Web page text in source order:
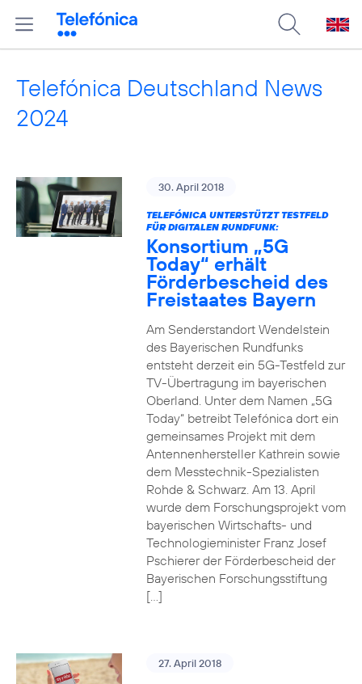
Telefónica Deutschland News
2024
30. April 2018
TELEFÓNICA UNTERSTÜTZT TESTFELD
FÜR DIGITALEN RUNDFUNK:
Konsortium „5G
Today“ erhält
Förderbescheid des
Freistaates Bayern
Am Senderstandort Wendelstein
des Bayerischen Rundfunks
entsteht derzeit ein 5G-Testfeld zur
TV-Übertragung im bayerischen
Oberland. Unter dem Namen „5G
Today“ betreibt Telefónica dort ein
gemeinsames Projekt mit dem
Antennenhersteller Kathrein sowie
dem Messtechnik-Spezialisten
Rohde & Schwarz. Am 13. April
wurde dem Forschungsprojekt vom
bayerischen Wirtschafts- und
Technologieminister Franz Josef
Pschierer der Förderbescheid der
Bayerischen Forschungsstiftung
[…]
27. April 2018